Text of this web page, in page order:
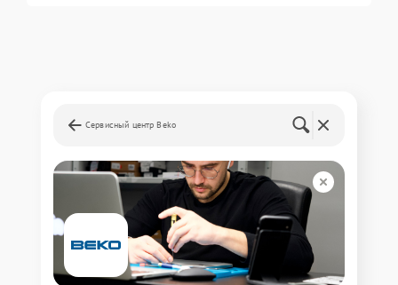
Сервисный центр Beko